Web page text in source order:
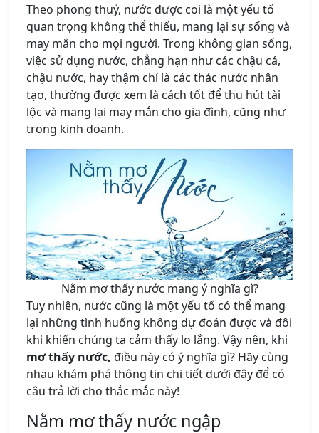
Theo phong thuỷ, nước được coi là một yếu tố
quan trọng không thể thiếu, mang lại sự sống và
may mắn cho mọi người. Trong không gian sống,
việc sử dụng nước, chẳng hạn như các chậu cá,
chậu nước, hay thậm chí là các thác nước nhân
tạo, thường được xem là cách tốt để thu hút tài
lộc và mang lại may mắn cho gia đình, cũng như
trong kinh doanh.
Nằm mơ thấy nước mang ý nghĩa gì?
Tuy nhiên, nước cũng là một yếu tố có thể mang
lại những tình huống không dự đoán được và đôi
khi khiến chúng ta cảm thấy lo lắng. Vậy nên, khi
mơ thấy nước, điều này có ý nghĩa gì? Hãy cùng
nhau khám phá thông tin chi tiết dưới đây để có
câu trả lời cho thắc mắc này!
Nằm mơ thấy nước ngập